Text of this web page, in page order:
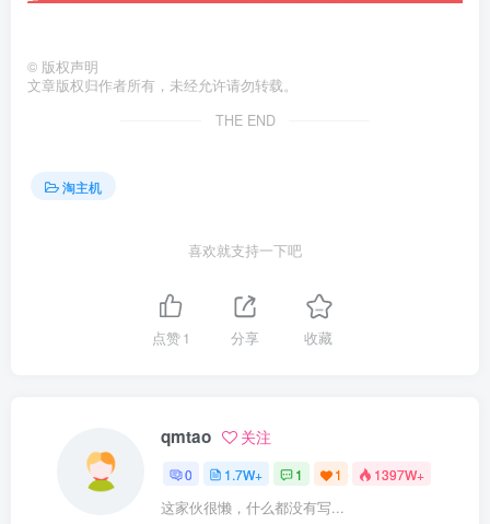
© 版权声明
文章版权归作者所有，未经允许请勿转载。
THE END
淘主机
喜欢就支持一下吧
点赞1 分享 收藏
qmtao 关注
0 1.7W+ 1 1 1397W+
这家伙很懒，什么都没有写...